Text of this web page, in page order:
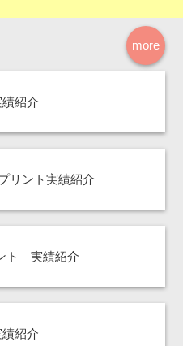
more
紹介
リント実績紹介
ト 実績紹介
紹介